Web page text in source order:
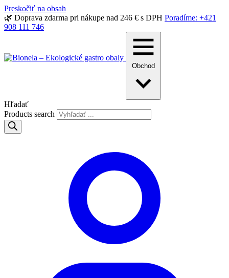
Preskočiť na obsah
🌿 Doprava zdarma pri nákupe nad 246 € s DPH Poradíme: +421
908 111 746
Obchod
Hľadať
Products search